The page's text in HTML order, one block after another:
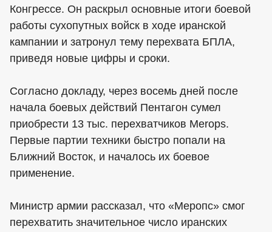
Конгрессе. Он раскрыл основные итоги боевой
работы сухопутных войск в ходе иранской
кампании и затронул тему перехвата БПЛА,
приведя новые цифры и сроки.
Согласно докладу, через восемь дней после
начала боевых действий Пентагон сумел
приобрести 13 тыс. перехватчиков Merops.
Первые партии техники быстро попали на
Ближний Восток, и началось их боевое
применение.
Министр армии рассказал, что «Меропс» смог
перехватить значительное число иранских